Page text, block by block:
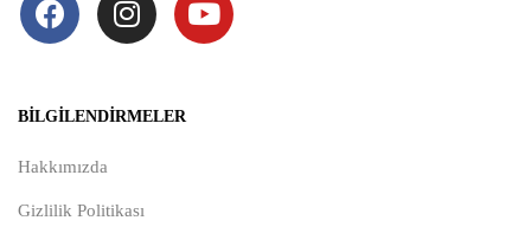
BILGILENDIRMELER
Hakkımızda
Gizlilik Politikası